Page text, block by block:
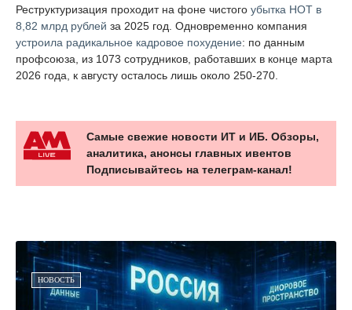
Реструктуризация проходит на фоне чистого убытка НОТ в
8,82 млрд рублей за 2025 год. Одновременно компания
устроила радикальное кадровое похудение: по данным
профсоюза, из 1073 сотрудников, работавших в конце марта
2026 года, к августу осталось лишь около 250-270.
Самые свежие новости ИТ и ИБ. Обзоры,
аналитика, анонсы главных ивентов
Подписывайтесь на телеграм-канал!
НОВОСТЬ